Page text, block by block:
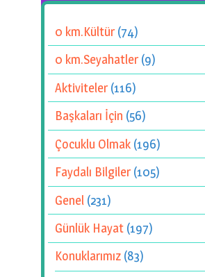
0 km.Kültür(74)
0 km.Seyahatler(9)
Aktiviteler(116)
Başkaları İçin (56)
Çocuklu Olmak (196)
Faydalı Bilgiler(105)
Genel (231)
Günlük Hayat (197)
Konuklarımız (83)